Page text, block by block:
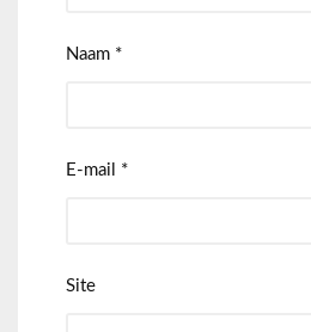
Naam *
E-mail *
Site